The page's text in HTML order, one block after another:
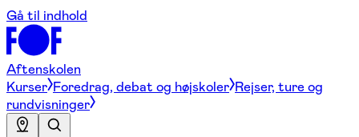
Gå til indhold
Aftenskolen
Kurser Foredrag, debat og højskoler Rejser, ture og
rundvisninger